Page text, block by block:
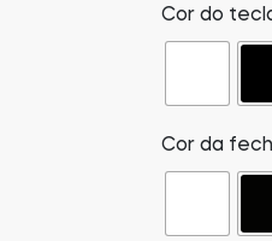
Cor do
Cor da